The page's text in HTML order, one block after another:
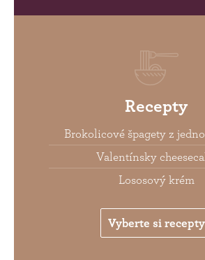
Recepty
Brokolicové špagety z
Valentínsky
Lososový krém
Vyberte si recepty